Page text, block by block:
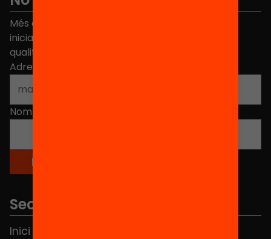
Més de 40.000 persones ja han triat Equitat. Rep
iniciatives, propostes i projectes per millorar la
qualitat de l'educació a Catalunya.
Adreça electrònica
Nom
Seccions
Inici